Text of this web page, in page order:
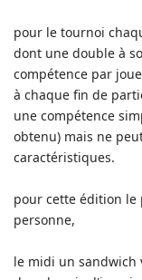
pour le tournoi
dont une double à
compétence par
à chaque fin de
une compétence
obtenu) mais ne
caractéristiques.
pour cette édition le
personne,
le midi un sandwich